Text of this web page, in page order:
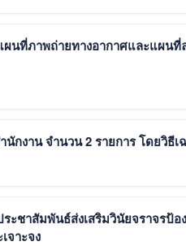
นที่ภาพถ่ายทางอากาศและแผน
ประกาศผู้ชนะการเสนอราคา จัดซื้อวั
ะชาสัมพันธ์ส่งเสริมวินัยจราจรป้
ธีเฉพาะเจาะจง